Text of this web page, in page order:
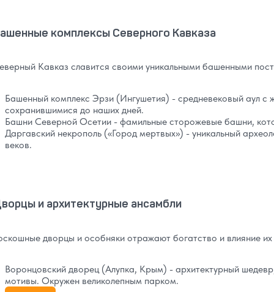
комплексы Северного Кавказа
Кавказ славится своими уникальными башенными
Башенный комплекс Эрзи (Ингушетия) - средневековый аул
сохранившимися до наших дней.
Башни Северной Осетии - фамильные сторожевые башни,
Даргавский некрополь («Город мертвых») - уникальный
веков.
и архитектурные ансамбли
дворцы и особняки отражают богатство и влияние их
Воронцовский дворец (Алупка, Крым) - архитектурный
мотивы. Окружен великолепным парком.